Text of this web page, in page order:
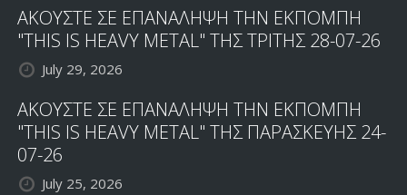
ΑΚΟΥΣΤΕ ΣΕ ΕΠΑΝΑΛΗΨΗ ΤΗΝ ΕΚΠΟΜΠΗ
"THIS IS HEAVY METAL" ΤΗΣ ΤΡΙΤΗΣ 28-07-26
July 29, 2026
ΑΚΟΥΣΤΕ ΣΕ ΕΠΑΝΑΛΗΨΗ ΤΗΝ ΕΚΠΟΜΠΗ
"THIS IS HEAVY METAL" ΤΗΣ ΠΑΡΑΣΚΕΥΗΣ 24-
07-26
July 25, 2026